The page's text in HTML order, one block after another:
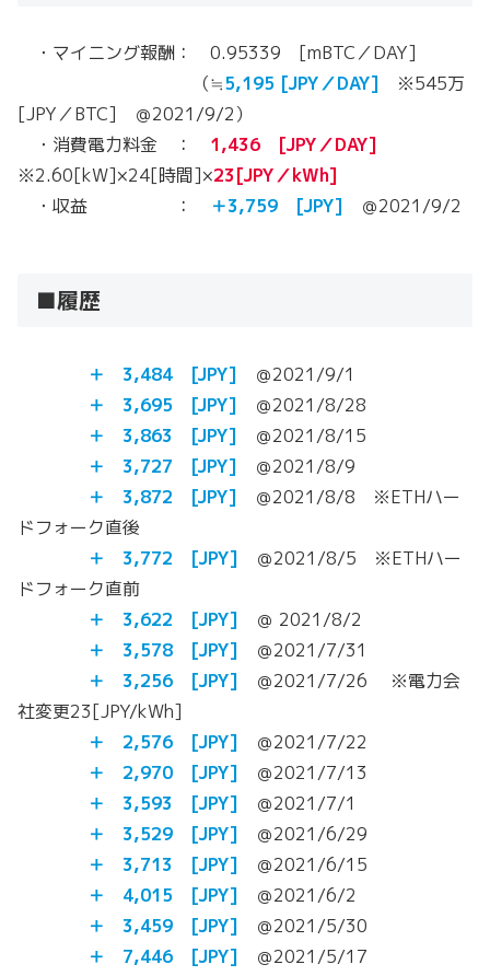
・マイニング報酬： 0.95339 [mBTC／DAY]
（≒5,195 [JPY／DAY] ※545万
[JPY／BTC] ＠2021/9/2）
・消費電力料金 ： 1,436 [JPY／DAY]
※2.60[kW]×24[時間]×23[JPY／kWh]
・収益 ：
＋3,759 [JPY] ＠2021/9/2
■履歴
＋ 3,484 [JPY] ＠2021/9/1
＋ 3,695
[JPY] ＠2021/8/28
＋ 3,863 [JPY] ＠2021/8/15
＋ 3,727 [JPY] ＠2021/8/9
＋ 3,872 [JPY] ＠2021/8/8 ※ETHハー
ドフォーク直後
＋ 3,772 [JPY] ＠2021/8/5 ※ETHハー
ドフォーク直前
＋ 3,622 [JPY] ＠ 2021/8/2
＋ 3,578 [JPY] ＠2021/7/31
＋ 3,256 [JPY] ＠2021/7/26 ※電力会
社変更23[JPY/kWh]
＋ 2,576 [JPY] ＠2021/7/22
＋ 2,970 [JPY] ＠2021/7/13
＋ 3,593 [JPY] ＠2021/7/1
＋ 3,529 [JPY] ＠2021/6/29
＋ 3,713 [JPY] ＠2021/6/15
＋ 4,015 [JPY] ＠2021/6/2
＋ 3,459 [JPY] ＠2021/5/30
＋
7,446 [JPY] ＠2021/5/17